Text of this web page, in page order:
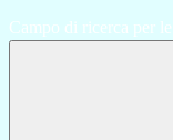
Campo di ricerca per